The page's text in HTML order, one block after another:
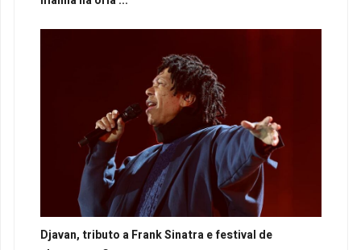
Djavan, tributo a Frank Sinatra e festival de